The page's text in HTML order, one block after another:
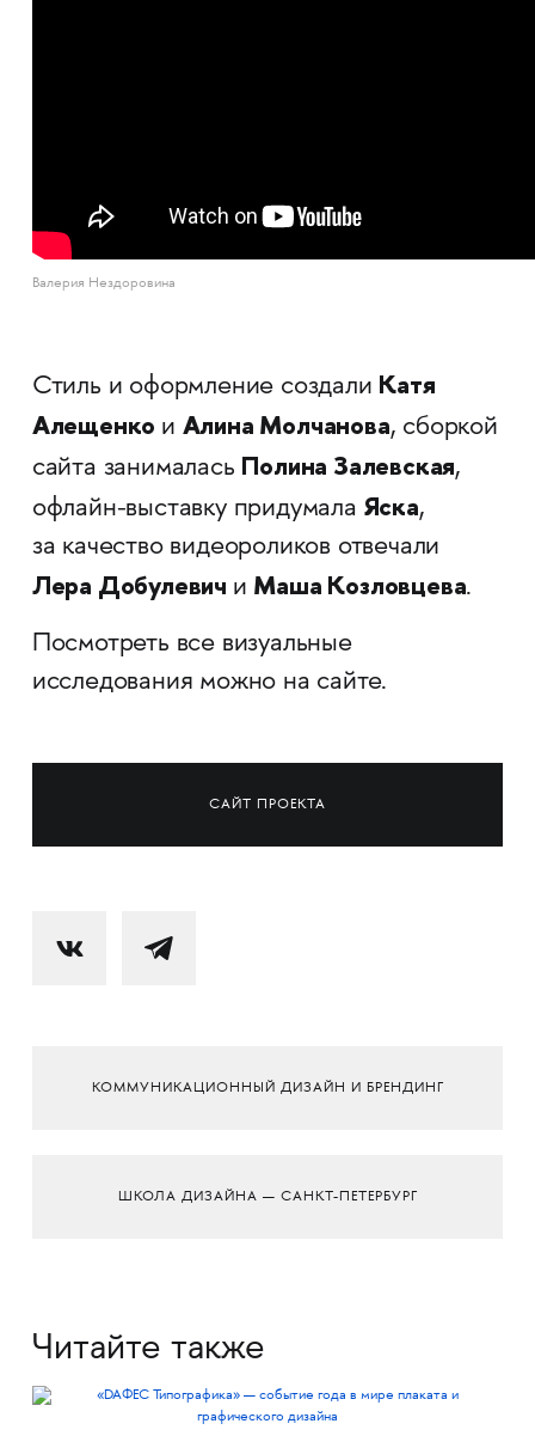
Валерия Нездоровина
Стиль и оформление создали Катя
Алещенко и Алина Молчанова, сборкой
сайта занималась Полина Залевская,
офлайн-выставку придумала Яска,
за качество видеороликов отвечали
Лера Добулевич и Маша Козловцева.
Посмотреть все визуальные
исследования можно на сайте.
САЙТ ПРОЕКТА
КОММУНИКАЦИОННЫЙ ДИЗАЙН И БРЕНДИНГ
ШКОЛА ДИЗАЙНА — САНКТ-ПЕТЕРБУРГ
Читайте также